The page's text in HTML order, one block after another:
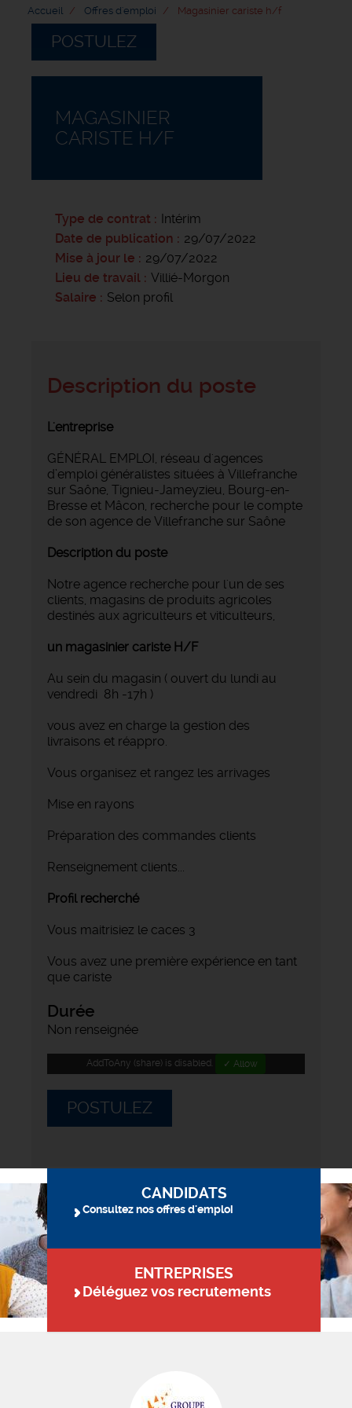
Accueil Offres d'emploi Magasinier cariste h/f
POSTULEZ
MAGASINIER
CARISTE H/F
Type de contrat
Intérim
Date de publication
29/07/2022
Mise à jour le
29/07/2022
Lieu de travail
Villié-Morgon
Salaire
Selon profil
Description du poste
L'entreprise
GÉNÉRAL EMPLOI, réseau d'agences
d’emploi généralistes situées à Villefranche
sur Saône, Tignieu-Jameyzieu, Bourg-en-
Bresse et Mâcon, recherche pour le compte
de son agence de Villefranche sur Saône
Description du poste
Notre agence recherche pour l'un de ses
clients, magasins de produits agricoles
destinés aux agriculteurs et viticulteurs,
un magasinier cariste H/F
Au sein du magasin ( ouvert du lundi au
vendredi 8h -17h )
vous avez en charge la gestion des
livraisons et réappro.
Vous organisez et rangez les arrivages
Mise en rayons
Préparation des commandes clients
Renseignement clients...
Profil recherché
Vous maitrisiez le caces 3
Vous avez une première expérience en tant
que cariste
Durée
Non renseignée
AddToAny (share) is disabled. ✓ Allow
POSTULEZ
CANDIDATS
Consultez nos offres d'emploi
ENTREPRISES
Déléguez vos recrutements